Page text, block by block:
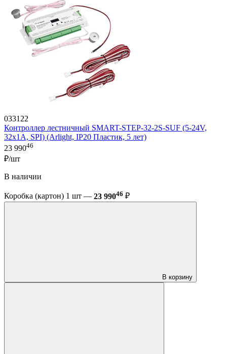
033122
Контроллер лестничный SMART-STEP-32-2S-SUF (5-24V,
32x1A, SPI) (Arlight, IP20 Пластик, 5 лет)
23 99046
₽/шт
В наличии
Коробка (картон) 1 шт — 23 99046 ₽
В корзину